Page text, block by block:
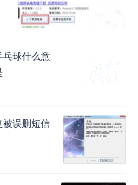
乓球什么意
被误删短信